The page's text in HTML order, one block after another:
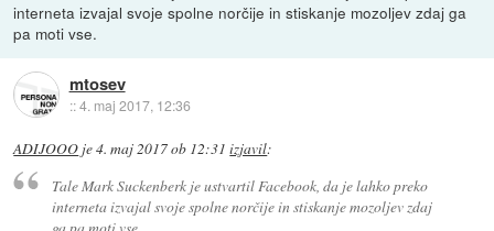
interneta izvajal svoje spolne norčije in stiskanje mozoljev zdaj ga
pa moti vse.
mtosev
::4. maj 2017, 12:36
ADIJOOO je4. maj 2017 ob 12:31 izjavil:
Tale Mark Suckenberk je ustvartil Facebook, da je lahko preko
interneta izvajal svoje spolne norčije in stiskanje mozoljev zdaj